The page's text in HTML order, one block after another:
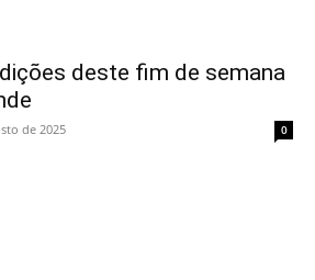
deste fim de semana
de 2025 0